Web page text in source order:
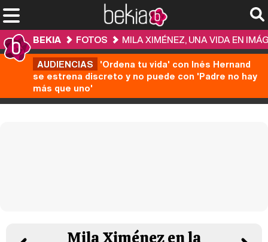
BEKIA FOTOS
MILA XIMÉNEZ, UNA VIDA EN
AUDIENCIAS 'Ordena tu vida' con Inés Hernand
se estrena discreto y no puede con 'Padre no hay
más que uno'